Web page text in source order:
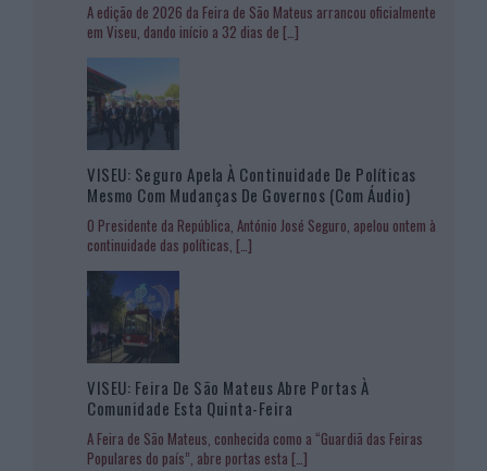
A edição de 2026 da Feira de São Mateus arrancou oficialmente
em Viseu, dando início a 32 dias de […]
VISEU: Seguro Apela À Continuidade De Políticas
Mesmo Com Mudanças De Governos (com Áudio)
O Presidente da República, António José Seguro, apelou ontem à
continuidade das políticas, […]
VISEU: Feira De São Mateus Abre Portas À
Comunidade Esta Quinta-Feira
A Feira de São Mateus, conhecida como a “Guardiã das Feiras
Populares do país”, abre portas esta […]